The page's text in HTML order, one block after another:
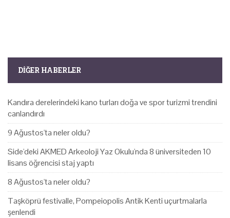
DIĞER HABERLER
Kandıra derelerindeki kano turları doğa ve spor turizmi trendini
canlandırdı
9 Ağustos'ta neler oldu?
Side'deki AKMED Arkeoloji Yaz Okulu'nda 8 üniversiteden 10
lisans öğrencisi staj yaptı
8 Ağustos'ta neler oldu?
Taşköprü festivalle, Pompeiopolis Antik Kenti uçurtmalarla
şenlendi